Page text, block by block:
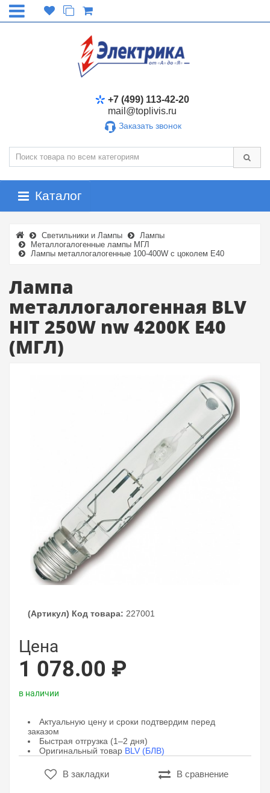
+7 (499) 113-42-20
mail@toplivis.ru
Заказать звонок
Каталог
Светильники и Лампы
Лампы
Металлогалогенные лампы МГЛ
Лампы металлогалогенные 100-400W с цоколем E40
Лампа
металлогалогенная BLV
HIT 250W nw 4200K E40
(МГЛ)
(Артикул) Код товара: 227001
Цена
1 078.00 ₽
в наличии
Актуальную цену и сроки подтвердим перед
заказом
Быстрая отгрузка (1–2 дня)
Оригинальный товар BLV (БЛВ)
В закладки В сравнение